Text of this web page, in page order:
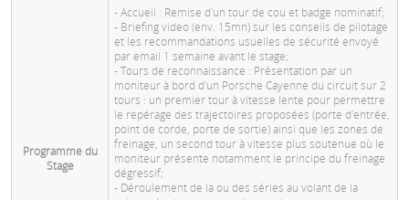
Programme du
Stage
- Accueil : Remise d'un tour de cou et badge nominatif;
- Briefing video (env. 15mn) sur les conseils de pilotage
et les recommandations usuelles de sécurité envoyé
par email 1 semaine avant le stage;
- Tours de reconnaissance : Présentation par un
moniteur à bord d'un Porsche Cayenne du circuit sur 2
tours : un premier tour à vitesse lente pour permettre
le repérage des trajectoires proposées (porte d'entrée,
point de corde, porte de sortie) ainsi que les zones de
freinage, un second tour à vitesse plus soutenue où le
moniteur présente notamment le principe du freinage
dégressif;
- Déroulement de la ou des séries au volant de la